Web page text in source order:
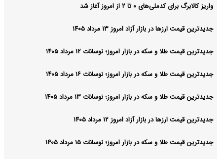
واریز کالابرگ برای کدملی‌های ۰ تا ۲ از امروز آغاز شد
جدیدترین قیمت ارزها در بازار آزاد امروز ۱۳ مرداد ۱۴۰۵
جدیدترین قیمت طلا و سکه در بازار امروز؛ نوسانات ۱۲ مرداد ۱۴۰۵
جدیدترین قیمت طلا و سکه در بازار امروز؛ نوسانات ۱۶ مرداد ۱۴۰۵
جدیدترین قیمت طلا و سکه در بازار امروز؛ نوسانات ۱۳ مرداد ۱۴۰۵
جدیدترین قیمت ارزها در بازار آزاد امروز ۱۲ مرداد ۱۴۰۵
جدیدترین قیمت طلا و سکه در بازار امروز؛ نوسانات ۱۵ مرداد ۱۴۰۵